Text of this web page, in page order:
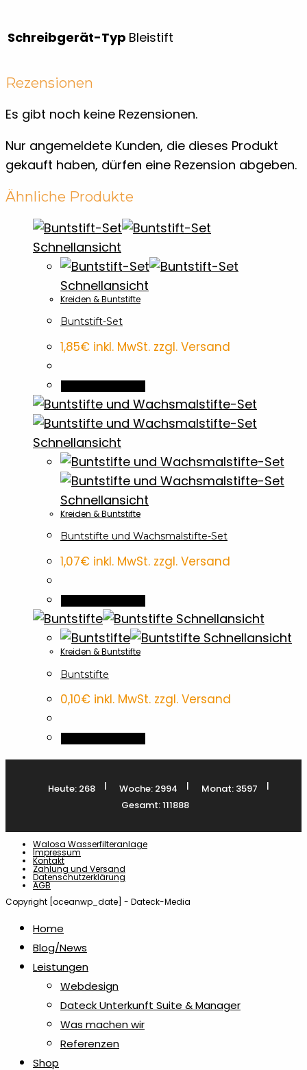
Schreibgerät-Typ Bleistift
Rezensionen
Es gibt noch keine Rezensionen.
Nur angemeldete Kunden, die dieses Produkt
gekauft haben, dürfen eine Rezension abgeben.
Ähnliche Produkte
Schnellansicht
Schnellansicht
Kreiden & Buntstifte
Buntstift-Set
1,85€ inkl. MwSt. zzgl. Versand
Schnellansicht
Schnellansicht
Kreiden & Buntstifte
Buntstifte und Wachsmalstifte-Set
1,07€ inkl. MwSt. zzgl. Versand
Schnellansicht
Schnellansicht
Kreiden & Buntstifte
Buntstifte
0,10€ inkl. MwSt. zzgl. Versand
Heute: 268 | Woche: 2994 | Monat: 3597
|
Gesamt: 111888
Walosa Wasserfilteranlage
Impressum
Kontakt
Zahlung und Versand
Datenschutzerklärung
AGB
Copyright [oceanwp_date] - Dateck-Media
Home
Blog/News
Leistungen
Webdesign
Dateck Unterkunft Suite & Manager
Was machen wir
Referenzen
Shop